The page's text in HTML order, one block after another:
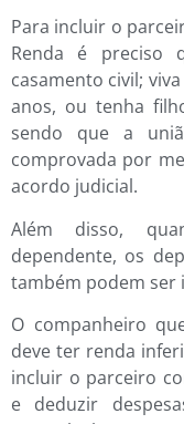
Para incluir o
Renda é preciso
casamento civil;
anos, ou tenha
sendo que a
comprovada por
acordo judicial.
Além disso,
dependente, os
também podem ser
O companheiro
deve ter renda
incluir o parceiro
e deduzir